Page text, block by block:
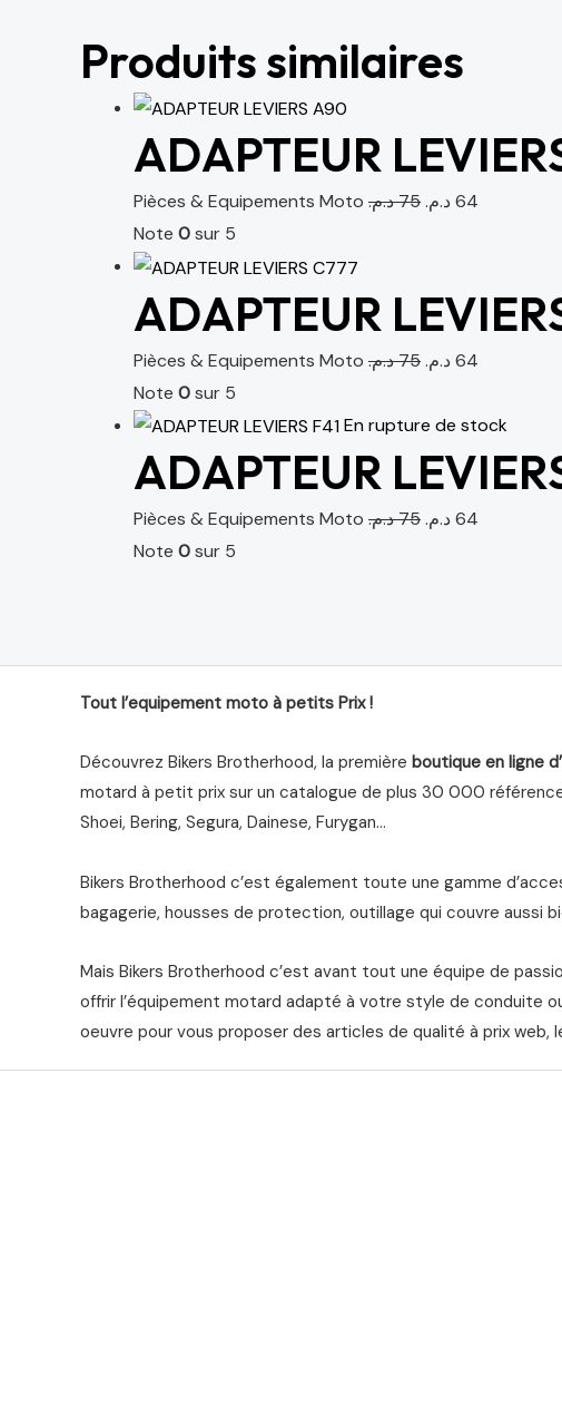
Produits similaires
ADAPTEUR
Pièces & Equipements Moto 75د.م. 64د.م.
Note 0sur 5
ADAPTEUR
Pièces & Equipements Moto 75د.م. 64د.م.
Note 0sur 5
En rupture de stock
ADAPTEUR
Pièces & Equipements Moto 75د.م. 64د.م.
Note 0sur 5
Tout l’equipement moto à petits Prix !
Découvrez Bikers Brotherhood, la première boutique en ligne
motard à petit prix sur un catalogue de plus 30 000
Shoei, Bering, Segura, Dainese, Furygan…
Bikers Brotherhood c’est également toute une gamme
bagagerie, housses de protection, outillage qui couvre aussi
Mais Bikers Brotherhood c’est avant tout une équipe de
offrir l’équipement motard adapté à votre style de conduite
oeuvre pour vous proposer des articles de qualité à prix web,